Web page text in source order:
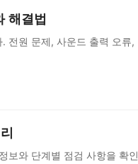
해결법
전원 문제, 사운드 출력 오류,
보와 단계별 점검 사항을 확인